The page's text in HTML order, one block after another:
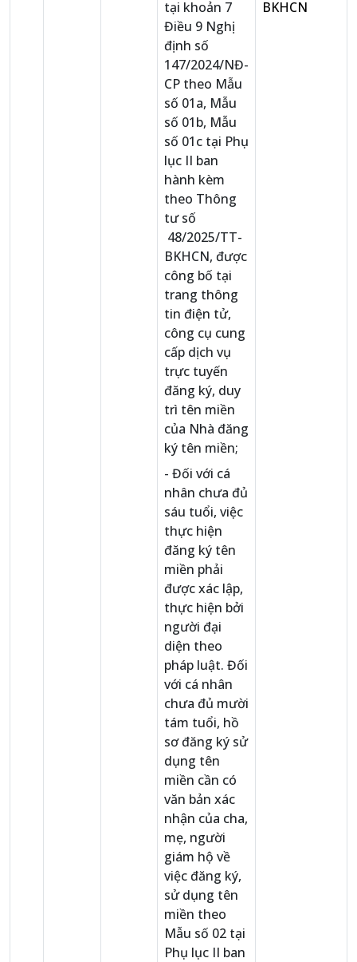
tại khoản 7
Điều 9 Nghị
định số
147/2024/NĐ-
CP theo Mẫu
số 01a, Mẫu
số 01b, Mẫu
số 01c tại Phụ
lục II ban
hành kèm
theo Thông
tư số
48/2025/TT-
BKHCN, được
công bố tại
trang thông
tin điện tử,
công cụ cung
cấp dịch vụ
trực tuyến
đăng ký, duy
trì tên miền
của Nhà đăng
ký tên miền;
- Đối với cá
nhân chưa đủ
sáu tuổi, việc
thực hiện
đăng ký tên
miền phải
được xác lập,
thực hiện bởi
người đại
diện theo
pháp luật. Đối
với cá nhân
chưa đủ mười
tám tuổi, hồ
sơ đăng ký sử
dụng tên
miền cần có
văn bản xác
nhận của cha,
mẹ, người
giám hộ về
việc đăng ký,
sử dụng tên
miền theo
Mẫu số 02 tại
Phụ lục II ban
BKHCN